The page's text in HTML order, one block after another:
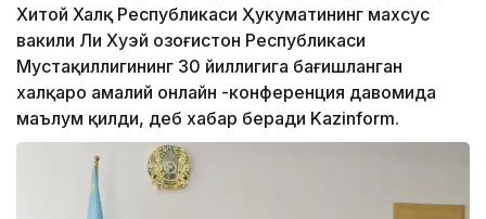
Хитой Халқ Республикаси Ҳукуматининг махсус
вакили Ли Хуэй Қозоғистон Республикаси
Мустақиллигининг 30 йиллигига бағишланган
халқаро амалий онлайн -конференция давомида
маълум қилди, деб хабар беради Kazinform.